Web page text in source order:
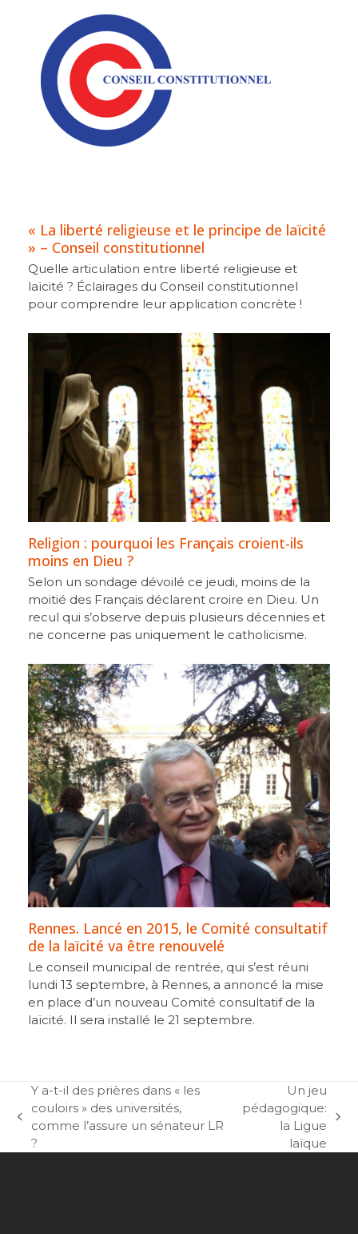
« La liberté religieuse et le principe de laïcité
» – Conseil constitutionnel
Quelle articulation entre liberté religieuse et
laïcité ? Éclairages du Conseil constitutionnel
pour comprendre leur application concrète !
Religion : pourquoi les Français croient-ils
moins en Dieu ?
Selon un sondage dévoilé ce jeudi, moins de la
moitié des Français déclarent croire en Dieu. Un
recul qui s’observe depuis plusieurs décennies et
ne concerne pas uniquement le catholicisme.
Rennes. Lancé en 2015, le Comité consultatif
de la laïcité va être renouvelé
Le conseil municipal de rentrée, qui s’est réuni
lundi 13 septembre, à Rennes, a annoncé la mise
en place d’un nouveau Comité consultatif de la
laïcité. Il sera installé le 21 septembre.
previous
post:
Y a-t-il des prières dans « les
couloirs » des universités,
comme l’assure un sénateur LR
?
Un jeu
pédagogique:
la Ligue
laïque